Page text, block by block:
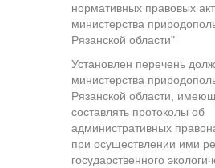
нормативных правовых
министерства
Рязанской области"
Установлен перечень
министерства
Рязанской области,
составлять протоколы об
административных
при осуществлении ими
государственного